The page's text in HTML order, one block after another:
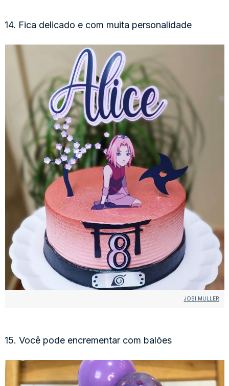
14. Fica delicado e com muita personalidade
JOSI MULLER
15. Você pode encrementar com balões